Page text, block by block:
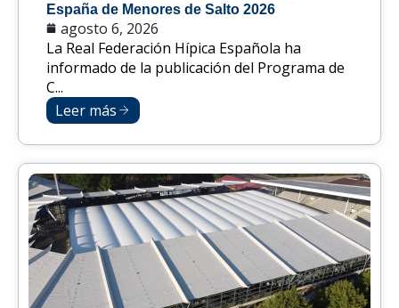
España de Menores de Salto 2026
agosto 6, 2026
La Real Federación Hípica Española ha
informado de la publicación del Programa de
C...
Leer más